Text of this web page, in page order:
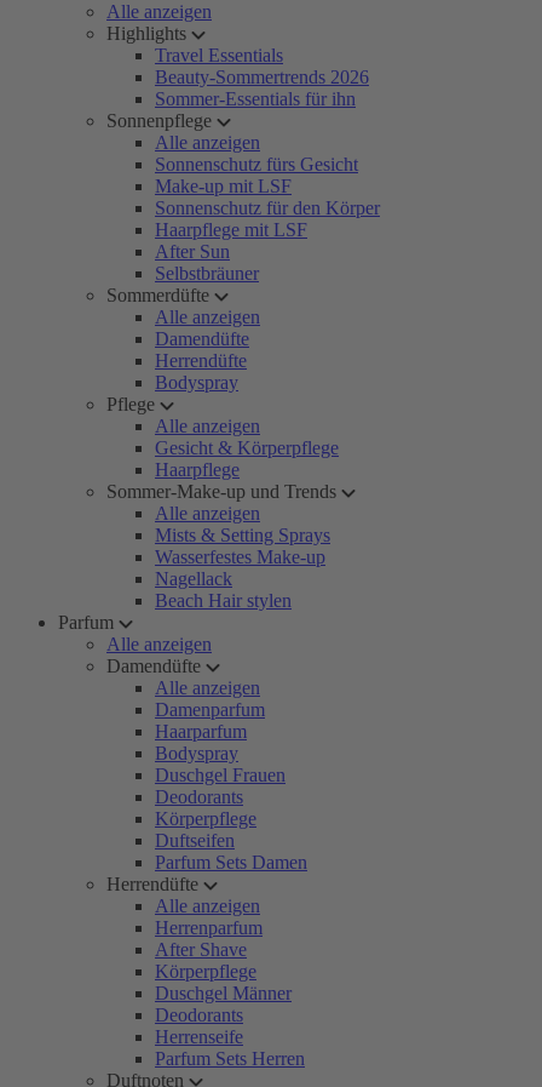
Alle anzeigen
Highlights
Travel Essentials
Beauty-Sommertrends 2026
Sommer-Essentials für ihn
Sonnenpflege
Alle anzeigen
Sonnenschutz fürs Gesicht
Make-up mit LSF
Sonnenschutz für den Körper
Haarpflege mit LSF
After Sun
Selbstbräuner
Sommerdüfte
Alle anzeigen
Damendüfte
Herrendüfte
Bodyspray
Pflege
Alle anzeigen
Gesicht & Körperpflege
Haarpflege
Sommer-Make-up und Trends
Alle anzeigen
Mists & Setting Sprays
Wasserfestes Make-up
Nagellack
Beach Hair stylen
Parfum
Alle anzeigen
Damendüfte
Alle anzeigen
Damenparfum
Haarparfum
Bodyspray
Duschgel Frauen
Deodorants
Körperpflege
Duftseifen
Parfum Sets Damen
Herrendüfte
Alle anzeigen
Herrenparfum
After Shave
Körperpflege
Duschgel Männer
Deodorants
Herrenseife
Parfum Sets Herren
Duftnoten